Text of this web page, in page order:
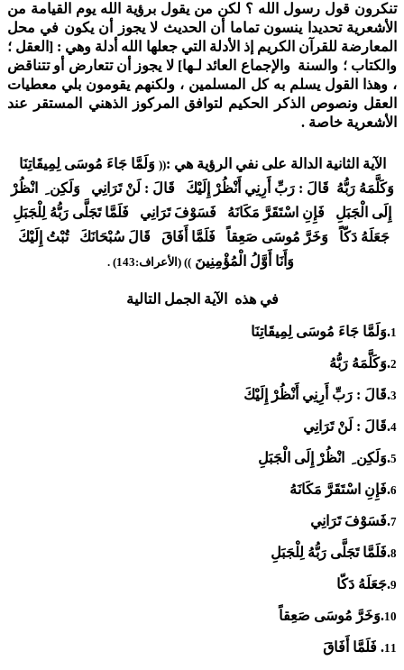
تنكرون قول رسول الله ؟ لكن من يقول برؤية الله يوم القيامة من
الأشعرية تحديدا ينسون تماما أن الحديث لا يجوز أن يكون في محل
المعارضة للقرآن الكريم إذ الأدلة التي جعلها الله أدلة وهي : [العقل ؛
والكتاب ؛ والسنة والإجماع العائد لـها] لا يجوز أن تتعارض أو تتناقض
، وهذا القول يسلم به كل المسلمين ، ولكنهم يقومون بلي معطيات
العقل ونصوص الذكر الحكيم لتوافق المركوز الذهني المستقر عند
الأشعرية خاصة .
الآية الثانية الدالة على نفي الرؤية هي :(( وَلَمَّا جَاءَ مُوسَى لِمِيقَاتِنَا
وَكَلَّمَهُ رَبُّهُ قَالَ : رَبِّ أَرِنِي أَنْظُرْ إِلَيْكَ قَالَ : لَنْ تَرَانِي وَلَكِن ِ انْظُرْ
إِلَى الْجَبَلِ فَإِنِ اسْتَقَرَّ مَكَانَهُ فَسَوْفَ تَرَانِي فَلَمَّا تَجَلَّى رَبُّهُ لِلْجَبَلِ
جَعَلَهُ دَكّاً وَخَرَّ مُوسَى صَعِقاً فَلَمَّا أَفَاقَ قَالَ سُبْحَانَكَ تُبْتُ إِلَيْكَ
وَأَنَا أَوَّلُ الْمُؤْمِنِينَ)) (الأعراف:143) .
في هذه الآية الجمل التالية
1.وَلَمَّا جَاءَ مُوسَى لِمِيقَاتِنَا
2.وَكَلَّمَهُ رَبُّهُ
3.قَالَ : رَبِّ أَرِنِي أَنْظُرْ إِلَيْكَ
4.قَالَ : لَنْ تَرَانِي
5.وَلَكِن ِ انْظُرْ إِلَى الْجَبَلِ
6.فَإِنِ اسْتَقَرَّ مَكَانَهُ
7.فَسَوْفَ تَرَانِي
8.فَلَمَّا تَجَلَّى رَبُّهُ لِلْجَبَلِ
9.جَعَلَهُ دَكّا
10.وَخَرَّ مُوسَى صَعِقاً
11. فَلَمَّا أَفَاقَ